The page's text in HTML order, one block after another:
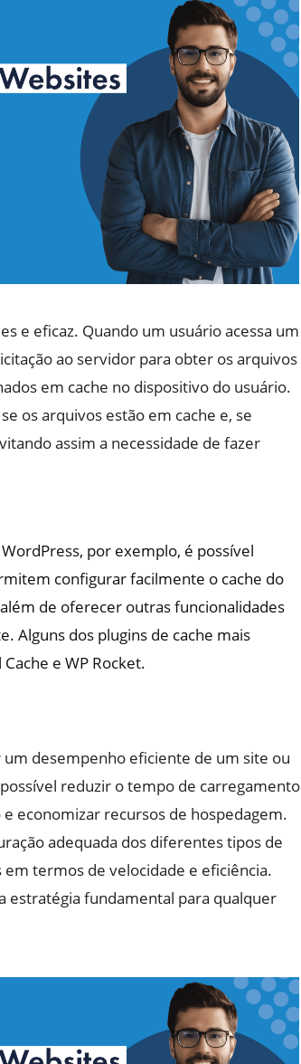
e eficaz. Quando um usuário acessa um
ao servidor para obter os arquivos
em cache no dispositivo do usuário.
os arquivos estão em cache e, se
assim a necessidade de fazer
por exemplo, é possível
configurar facilmente o cache do
de oferecer outras funcionalidades
Alguns dos plugins de cache mais
e WP Rocket.
um desempenho eficiente de um site ou
reduzir o tempo de carregamento
economizar recursos de hospedagem.
adequada dos diferentes tipos de
termos de velocidade e eficiência.
estratégia fundamental para qualquer